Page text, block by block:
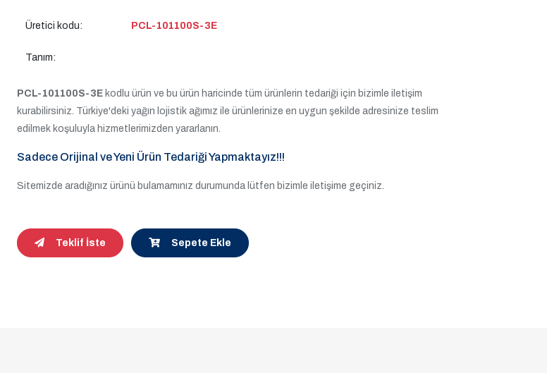
Üretici kodu: PCL-101100S-3E
Tanım:
PCL-101100S-3E kodlu ürün ve bu ürün haricinde tüm ürünlerin tedariği için bizimle iletişim
kurabilirsiniz. Türkiye'deki yağın lojistik ağımız ile ürünlerinize en uygun şekilde adresinize teslim
edilmek koşuluyla hizmetlerimizden yararlanın.
Sadece Orijinal ve Yeni Ürün Tedariği Yapmaktayız!!!
Sitemizde aradığınız ürünü bulamamınız durumunda lütfen bizimle iletişime geçiniz.
Teklif İste Sepete Ekle